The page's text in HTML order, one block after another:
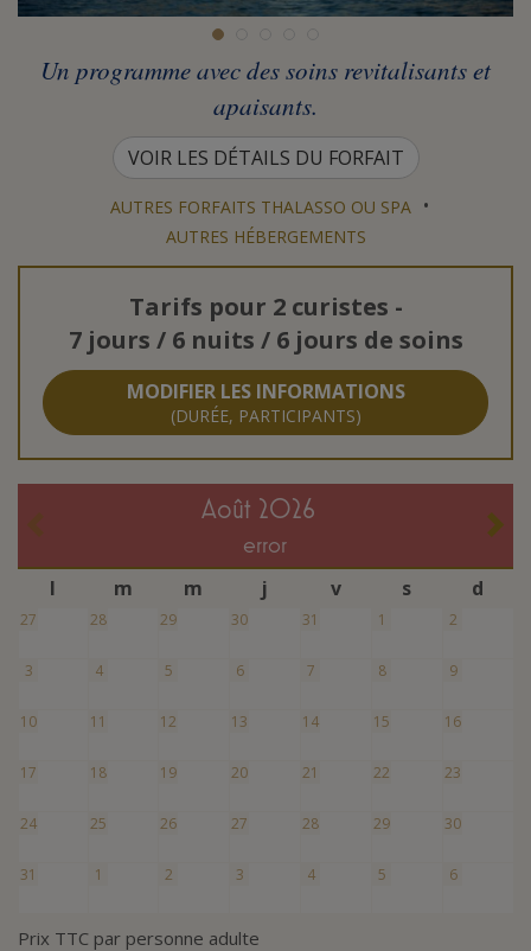
Un programme avec des soins revitalisants et
apaisants.
VOIR LES DÉTAILS DU FORFAIT
AUTRES FORFAITS THALASSO OU SPA •
AUTRES HÉBERGEMENTS
Tarifs pour 2 curistes -
7 jours / 6 nuits / 6 jours de soins
MODIFIER LES INFORMATIONS
(DURÉE, PARTICIPANTS)
août 2026
error
l m m j v s d
27 28 29 30 31 1 2
3 4 5 6 7 8 9
10 11 12 13 14 15 16
17 18 19 20 21 22 23
24 25 26 27 28 29 30
31 1 2 3 4 5 6
Prix TTC par personne adulte